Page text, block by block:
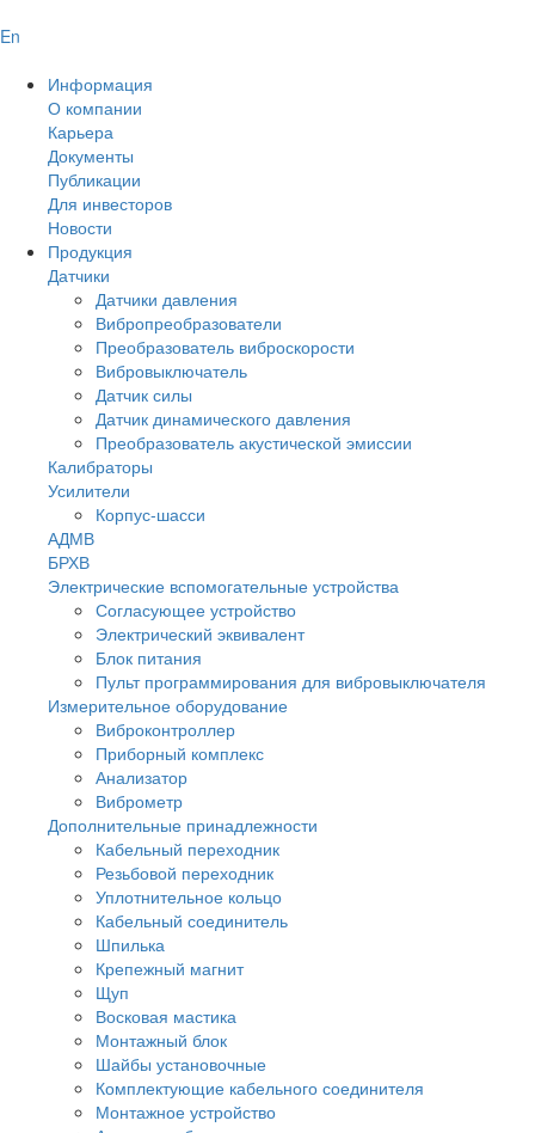
En
Информация
О компании
Карьера
Документы
Публикации
Для инвесторов
Новости
Продукция
Датчики
Датчики давления
Вибропреобразователи
Преобразователь виброскорости
Вибровыключатель
Датчик силы
Датчик динамического давления
Преобразователь акустической эмиссии
Калибраторы
Усилители
Корпус-шасси
АДМВ
БРХВ
Электрические вспомогательные устройства
Согласующее устройство
Электрический эквивалент
Блок питания
Пульт программирования для вибровыключателя
Измерительное оборудование
Виброконтроллер
Приборный комплекс
Анализатор
Виброметр
Дополнительные принадлежности
Кабельный переходник
Резьбовой переходник
Уплотнительное кольцо
Кабельный соединитель
Шпилька
Крепежный магнит
Щуп
Восковая мастика
Монтажный блок
Шайбы установочные
Комплектующие кабельного соединителя
Монтажное устройство